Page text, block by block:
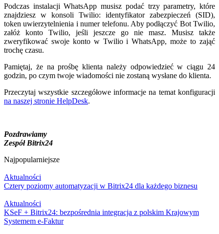
Podczas instalacji WhatsApp musisz podać trzy parametry, które
znajdziesz w konsoli Twilio: identyfikator zabezpieczeń (SID),
token uwierzytelnienia i numer telefonu. Aby podłączyć Bot Twilio,
załóż konto Twilio, jeśli jeszcze go nie masz. Musisz także
zweryfikować swoje konto w Twilio i WhatsApp, może to zająć
trochę czasu.
Pamiętaj, że na prośbę klienta należy odpowiedzieć w ciągu 24
godzin, po czym twoje wiadomości nie zostaną wysłane do klienta.
Przeczytaj wszystkie szczegółowe informacje na temat konfiguracji
na naszej stronie HelpDesk.
Pozdrawiamy
Zespół Bitrix24
Najpopularniejsze
Aktualności
Cztery poziomy automatyzacji w Bitrix24 dla każdego biznesu
Aktualności
KSeF + Bitrix24: bezpośrednia integracja z polskim Krajowym
Systemem e-Faktur